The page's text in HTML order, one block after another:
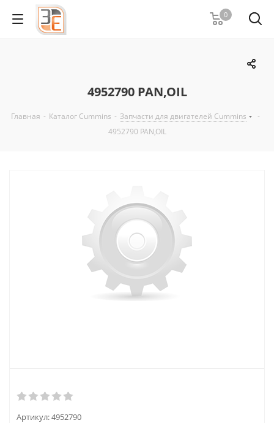
0
4952790 PAN,OIL
Главная - Каталог Cummins - Запчасти для двигателей Cummins
-
4952790 PAN,OIL
Артикул:4952790